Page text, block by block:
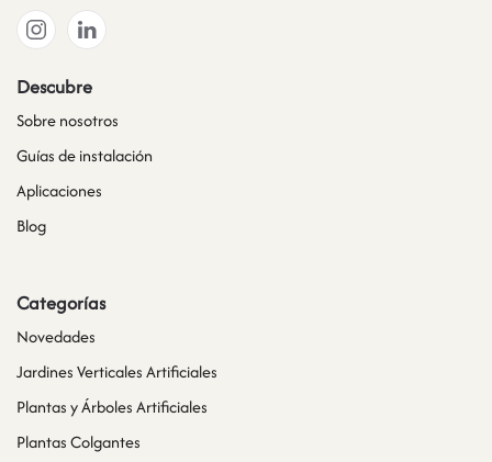
Descubre
Sobre nosotros
Guías de instalación
Aplicaciones
Blog
Categorías
Novedades
Jardines Verticales Artificiales
Plantas y Árboles Artificiales
Plantas Colgantes